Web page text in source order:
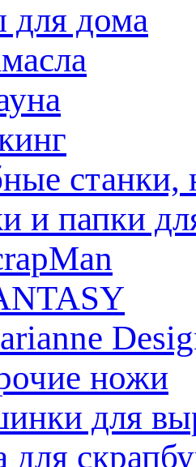
дома
станки,
и папки
ножи
для
для